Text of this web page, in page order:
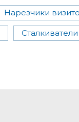
Нарезчики
Сталкиватели